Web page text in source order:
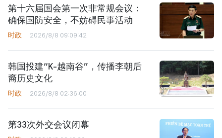
第十六届国会第一次非常规会议：
确保国防安全，不妨碍民事活动
时政 2026/8/8 09:09:42
韩国投建“K-越南谷”，传播李朝后
裔历史文化
时政 2026/8/8 02:36:00
第33次外交会议闭幕